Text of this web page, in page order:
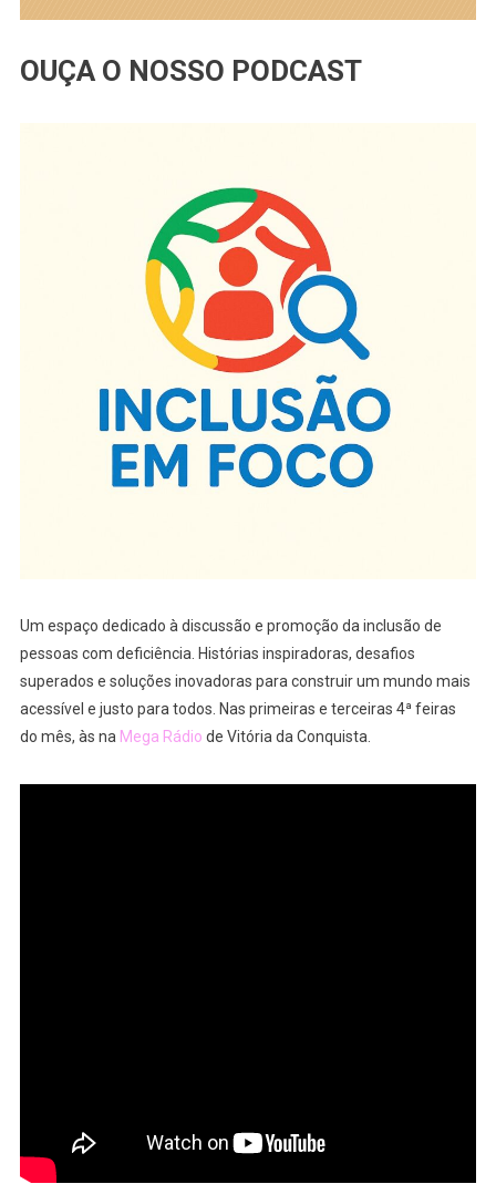
OUÇA O NOSSO PODCAST
Um espaço dedicado à discussão e promoção da inclusão de
pessoas com deficiência. Histórias inspiradoras, desafios
superados e soluções inovadoras para construir um mundo mais
acessível e justo para todos. Nas primeiras e terceiras 4ª feiras
do mês, às na Mega Rádio de Vitória da Conquista.